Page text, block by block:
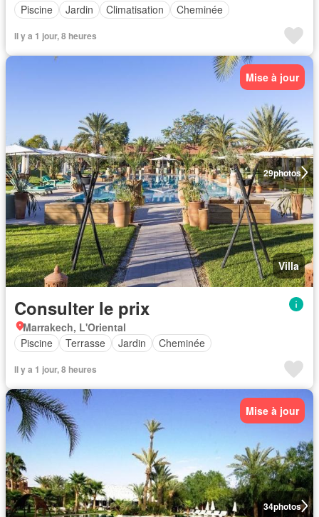
Piscine
Jardin Climatisation Cheminée
Il y a 1 jour, 8 heures
29photos
Mise à jour
Villa
Consulter le prix
Marrakech, L'Oriental
Piscine
Terrasse Jardin Cheminée
Il y a 1 jour, 8 heures
34photos
Mise à jour